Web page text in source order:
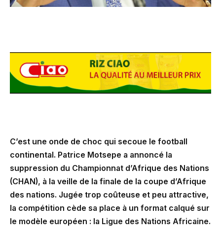
C’est une onde de choc qui secoue le football
continental. Patrice Motsepe a annoncé la
suppression du Championnat d’Afrique des Nations
(CHAN), à la veille de la finale de la coupe d’Afrique
des nations. Jugée trop coûteuse et peu attractive,
la compétition cède sa place à un format calqué sur
le modèle européen : la Ligue des Nations Africaine.